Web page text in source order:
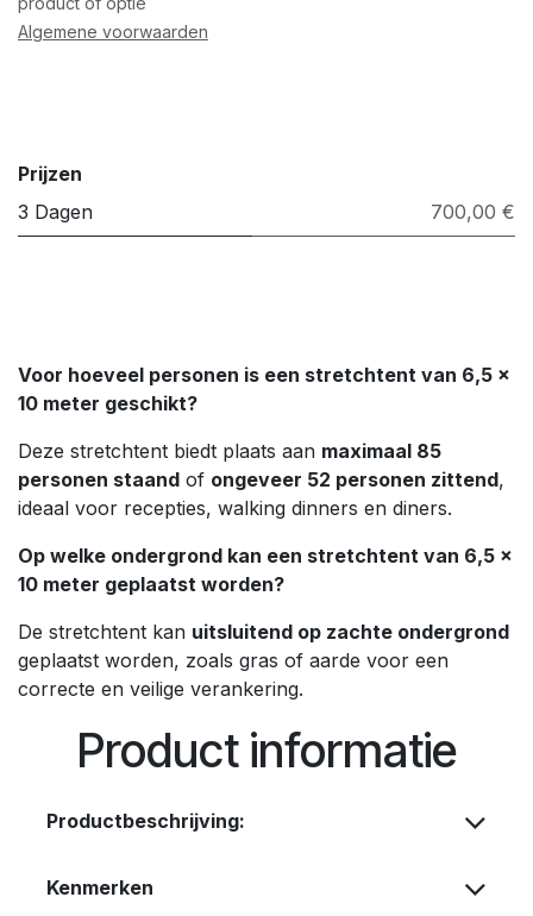
Algemene voorwaarden
Prijzen
3 Dagen
700,00 €
Voor hoeveel personen is een stretchtent van 6,5 ×
10 meter geschikt?
Deze stretchtent biedt plaats aan maximaal 85
personen staand of ongeveer 52 personen zittend,
ideaal voor recepties, walking dinners en diners.
Op welke ondergrond kan een stretchtent van 6,5 ×
10 meter geplaatst worden?
De stretchtent kan uitsluitend op zachte ondergrond
geplaatst worden, zoals gras of aarde voor een
correcte en veilige verankering.
Product informatie
Productbeschrijving:
Kenmerken